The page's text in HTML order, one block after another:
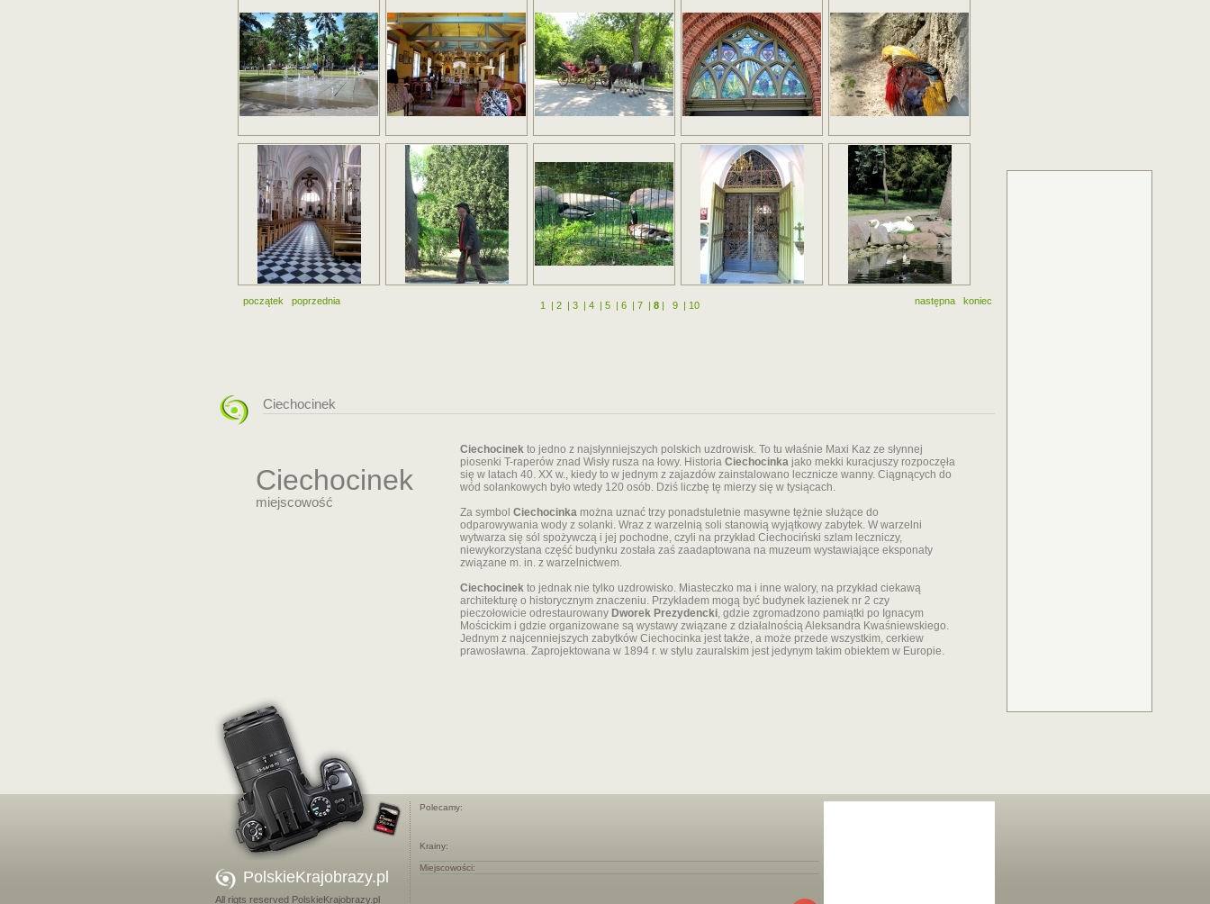
następna koniec
początek poprzednia 1 | 2 | 3 | 4 | 5 | 6 | 7 | 8| 9 | 10
Ciechocinek
Ciechocinek
miejscowość
Ciechocinek to jedno z najsłynniejszych polskich uzdrowisk. To tu właśnie Maxi Kaz ze słynnej
piosenki T-raperów znad Wisły rusza na łowy. Historia Ciechocinka jako mekki kuracjuszy rozpoczęła
się w latach 40. XX w., kiedy to w jednym z zajazdów zainstalowano lecznicze wanny. Ciągnących do
wód solankowych było wtedy 120 osób. Dziś liczbę tę mierzy się w tysiącach.
Za symbol Ciechocinka można uznać trzy ponadstuletnie masywne tężnie służące do
odparowywania wody z solanki. Wraz z warzelnią soli stanowią wyjątkowy zabytek. W warzelni
wytwarza się sól spożywczą i jej pochodne, czyli na przykład Ciechociński szlam leczniczy,
niewykorzystana część budynku została zaś zaadaptowana na muzeum wystawiające eksponaty
związane m. in. z warzelnictwem.
Ciechocinek to jednak nie tylko uzdrowisko. Miasteczko ma i inne walory, na przykład ciekawą
architekturę o historycznym znaczeniu. Przykładem mogą być budynek łazienek nr 2 czy
pieczołowicie odrestaurowany Dworek Prezydencki, gdzie zgromadzono pamiątki po Ignacym
Mościckim i gdzie organizowane są wystawy związane z działalnością Aleksandra Kwaśniewskiego.
Jednym z najcenniejszych zabytków Ciechocinka jest także, a może przede wszystkim, cerkiew
prawosławna. Zaprojektowana w 1894 r. w stylu zauralskim jest jedynym takim obiektem w Europie.
PolskieKrajobrazy.pl
All rigts reserved PolskieKrajobrazy.pl
Polecamy:
Krainy:
Miejscowości: